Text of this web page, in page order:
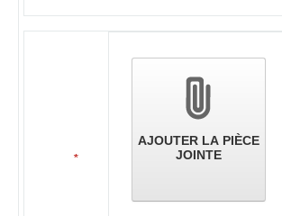
*
AJOUTER LA PIÈCE
JOINTE